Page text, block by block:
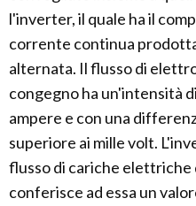
l'inverter, il quale ha il
corrente continua
alternata. Il flusso di
congegno ha un'intensità
ampere e con una
superiore ai mille volt.
flusso di cariche
conferisce ad essa un